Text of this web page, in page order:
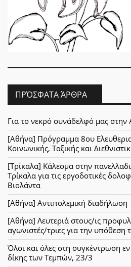
ΠΡΌΣΦΑΤΑ ΆΡΘΡΑ
Για το νεκρό συνάδελφό μας
[Αθήνα] Πρόγραμμα 8ου
Κοινωνικής, Ταξικής και
[Τρίκαλα] Κάλεσμα στην
Τρίκαλα για τις εργοδοτικές
Βιολάντα
[Αθήνα] Αντιπολεμική διαδήλωση
[Αθήνα] Λευτεριά στους/ις
αγωνιστές/τριες για την
Όλοι και όλες στη συγκέντρωση
δίκης των Τεμπών, 23/3